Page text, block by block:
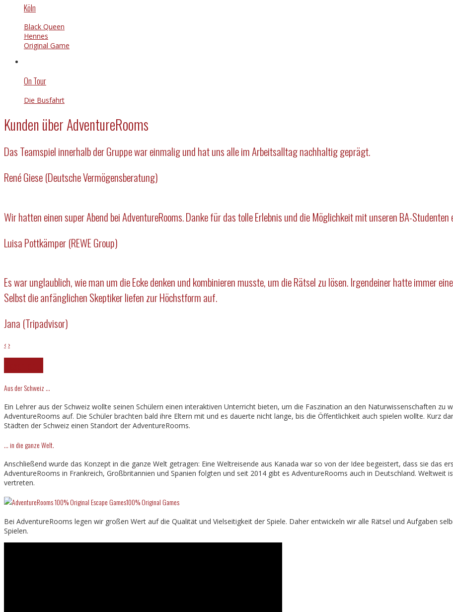
Köln
Black Queen
Hennes
Original Game
On Tour
Die Busfahrt
Kunden über AdventureRooms
Das Teamspiel innerhalb der Gruppe war einmalig und hat uns alle im Arbeitsalltag nachhaltig geprägt.
René Giese (Deutsche Vermögensberatung)
Wir hatten einen super Abend bei AdventureRooms. Danke für das tolle Erlebnis und die Möglichkeit mit unseren BA-
Luisa Pottkämper (REWE Group)
Es war unglaublich, wie man um die Ecke denken und kombinieren musste, um die Rätsel zu lösen. Irgendeiner hatte immer
Selbst die anfänglichen Skeptiker liefen zur Höchstform auf.
Jana (Tripadvisor)
‹ ›
Aus der Schweiz …
Ein Lehrer aus der Schweiz wollte seinen Schülern einen interaktiven Unterricht bieten, um die Faszination an den Naturwissenschaften zu
AdventureRooms auf. Die Schüler brachten bald ihre Eltern mit und es dauerte nicht lange, bis die Öffentlichkeit auch spielen wollte. Kurz
Städten der Schweiz einen Standort der AdventureRooms.
… in die ganze Welt.
Anschließend wurde das Konzept in die ganze Welt getragen: Eine Weltreisende aus Kanada war so von der Idee begeistert, dass sie das
AdventureRooms in Frankreich, Großbritannien und Spanien folgten und seit 2014 gibt es AdventureRooms auch in Deutschland.
vertreten.
100% Original Games
Bei AdventureRooms legen wir großen Wert auf die Qualität und Vielseitigkeit der Spiele. Daher entwickeln wir alle Rätsel und Aufgaben
Spielen.